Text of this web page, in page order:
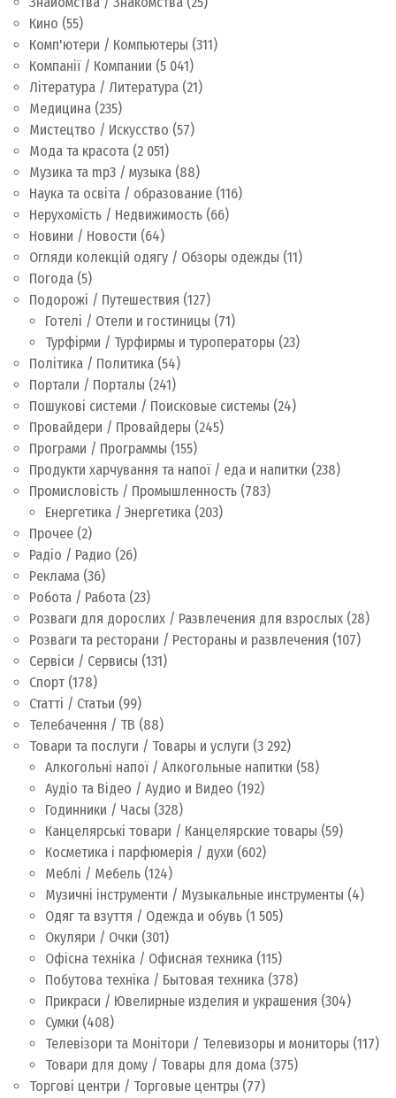
Кино (55)
Комп'ютери / Компьютеры (311)
Компанії / Компании (5 041)
Література / Литература (21)
Медицина (235)
Мистецтво / Искусство (57)
Мода та красота (2 051)
Музика та mp3 / музыка (88)
Наука та освіта / образование (116)
Нерухомість / Недвижимость (66)
Новини / Новости (64)
Огляди колекцій одягу / Обзоры одежды (11)
Погода (5)
Подорожі / Путешествия (127)
Готелі / Отели и гостиницы (71)
Турфірми / Турфирмы и туроператоры (23)
Політика / Политика (54)
Портали / Порталы (241)
Пошукові системи / Поисковые системы (24)
Провайдери / Провайдеры (245)
Програми / Программы (155)
Продукти харчування та напої / еда и напитки (238)
Промисловість / Промышленность (783)
Енергетика / Энергетика (203)
Прочее (2)
Радіо / Радио (26)
Реклама (36)
Робота / Работа (23)
Розваги для дорослих / Развлечения для взрослых (28)
Розваги та ресторани / Рестораны и развлечения (107)
Сервіси / Сервисы (131)
Спорт (178)
Статті / Статьи (99)
Телебачення / ТВ (88)
Товари та послуги / Товары и услуги (3 292)
Алкогольні напої / Алкогольные напитки (58)
Аудіо та Відео / Аудио и Видео (192)
Годинники / Часы (328)
Канцелярські товари / Канцелярские товары (59)
Косметика і парфюмерія / духи (602)
Меблі / Мебель (124)
Музичні інструменти / Музыкальные инструменты (4)
Одяг та взуття / Одежда и обувь (1 505)
Окуляри / Очки (301)
Офісна техніка / Офисная техника (115)
Побутова техніка / Бытовая техника (378)
Прикраси / Ювелирные изделия и украшения (304)
Сумки (408)
Телевізори та Монітори / Телевизоры и мониторы (117)
Товари для дому / Товары для дома (375)
Торгові центри / Торговые центры (77)